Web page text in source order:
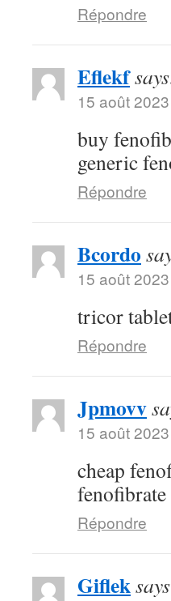
Répondre
Eflekf
15 août
buy
generic
Répondre
Bcordo
15 août
tricor
Répondre
Jpmovv
15 août
cheap
Répondre
Giflek